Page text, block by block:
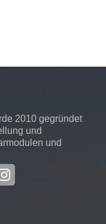
2010 gegründet
und
und
Unternehmen
Jiangsu,
und verfügt über